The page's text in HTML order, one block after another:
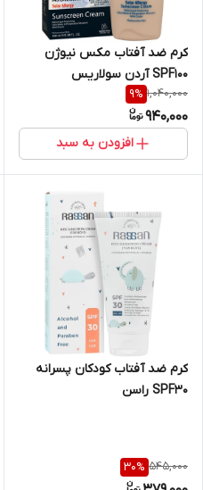
کرم ضد آفتاب مکس نیوژن
SPF100 آردن سولاریس
1,040,000
9%
940,000
افزودن به سبد
کرم ضد آفتاب کودکان پسرانه
SPF30 راسن
545,000
30%